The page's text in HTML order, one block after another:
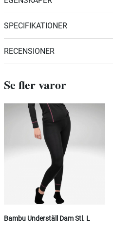
SPECIFIKATIONER
RECENSIONER
Se fler varor
Bambu Underställ Dam Stl. L